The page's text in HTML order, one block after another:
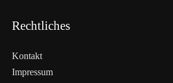
Rechtliches
Kontakt
Impressum